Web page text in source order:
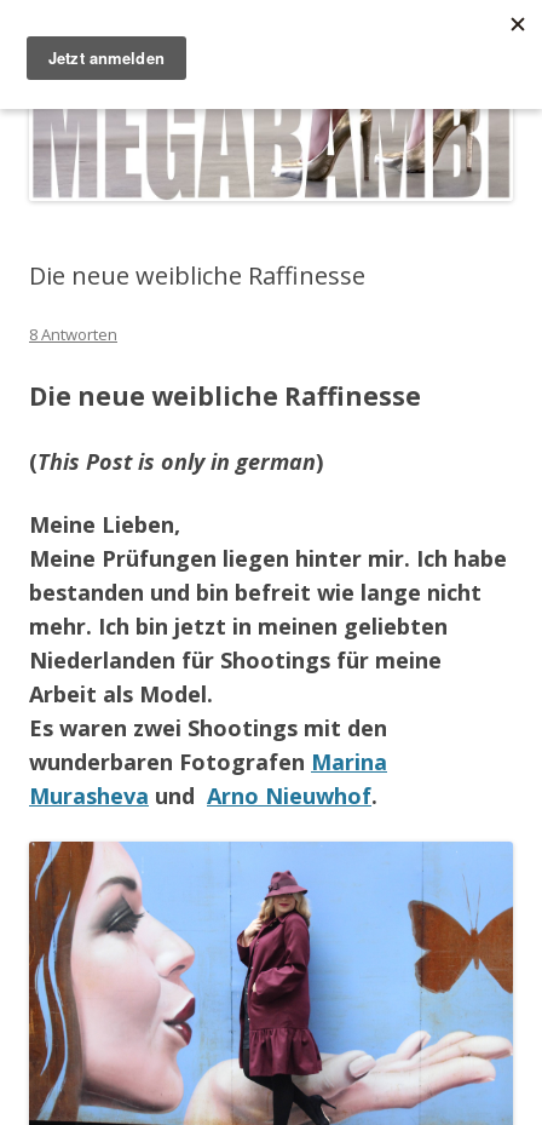
Megabambi
Die neue weibliche Raffinesse
8 Antworten
Die neue weibliche Raffinesse
(This Post is only in german)
Meine Lieben,
Meine Prüfungen liegen hinter mir. Ich habe
bestanden und bin befreit wie lange nicht
mehr. Ich bin jetzt in meinen geliebten
Niederlanden für Shootings für meine
Arbeit als Model.
Es waren zwei Shootings mit den
wunderbaren Fotografen Marina
Murasheva und Arno Nieuwhof.